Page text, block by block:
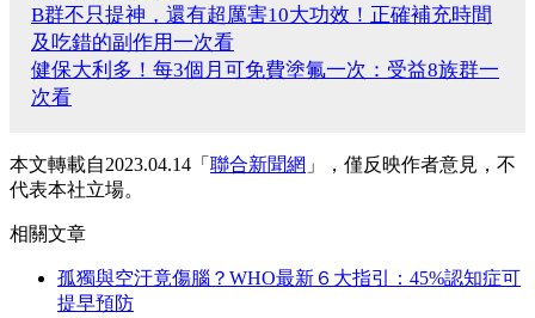
B群不只提神，還有超厲害10大功效！正確補充時間
及吃錯的副作用一次看
健保大利多！每3個月可免費塗氟一次：受益8族群一
次看
本文轉載自2023.04.14「 聯合新聞網 」，僅反映作者意見，不
代表本社立場。
相關文章
孤獨與空汙竟傷腦？WHO最新６大指引：45%認知症可
提早預防